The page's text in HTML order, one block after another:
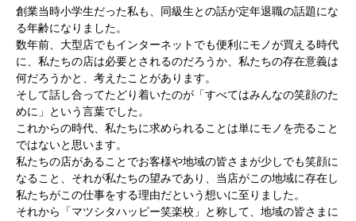
創業当時小学生だった私も、同級生との話が定年退職の話題にな
る年齢になりました。
数年前、大型店でもインターネットでも便利にモノが買える時代
に、私たちの店は必要とされるのだろうか、私たちの存在意義は
何だろうかと、考えたことがあります。
そして話し合ってたどり着いたのが「すべてはみんなの笑顔のた
めに」という言葉でした。
これからの時代、私たちに求められることは単にモノを売ること
ではないと思います。
私たちの店があることでお客様や地域の皆さまが少しでも笑顔に
なること、それが私たちの望みであり、当店がこの地域に存在し
私たちがこの仕事をする理由だという想いに至りました。
それから「マツシタハッピー笑楽校」と称して、地域の皆さまに